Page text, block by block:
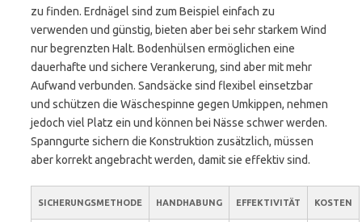
zu finden. Erdnägel sind zum Beispiel einfach zu
verwenden und günstig, bieten aber bei sehr starkem Wind
nur begrenzten Halt. Bodenhülsen ermöglichen eine
dauerhafte und sichere Verankerung, sind aber mit mehr
Aufwand verbunden. Sandsäcke sind flexibel einsetzbar
und schützen die Wäschespinne gegen Umkippen, nehmen
jedoch viel Platz ein und können bei Nässe schwer werden.
Spanngurte sichern die Konstruktion zusätzlich, müssen
aber korrekt angebracht werden, damit sie effektiv sind.
SICHERUNGSMETHODE HANDHABUNG EFFEKTIVITÄT KOSTEN